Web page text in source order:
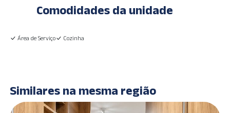
Comodidades da unidade
Área de Serviço Cozinha
Similares na mesma região